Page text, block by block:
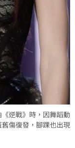
逆戰》時，因舞蹈動
傷復發，腳踝也出現